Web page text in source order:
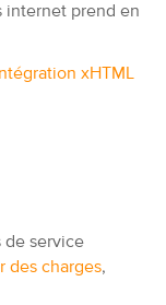
internet prend en
xHTML
de service
des charges,